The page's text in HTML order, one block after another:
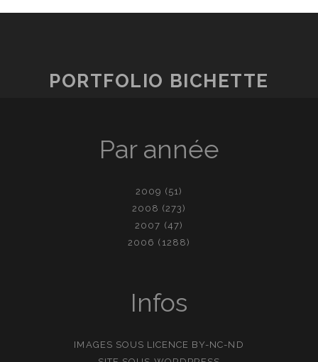
PORTFOLIO BICHETTE
Par année
2009 (51)
2008 (273)
2007 (47)
2006 (1288)
Infos
IMAGES SOUS LICENCE BY-NC-ND